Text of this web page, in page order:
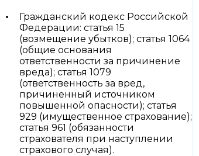
Гражданский кодекс Российской
Федерации: статья 15
(возмещение убытков); статья 1064
(общие основания
ответственности за причинение
вреда); статья 1079
(ответственность за вред,
причиненный источником
повышенной опасности); статья
929 (имущественное страхование);
статья 961 (обязанности
страхователя при наступлении
страхового случая).